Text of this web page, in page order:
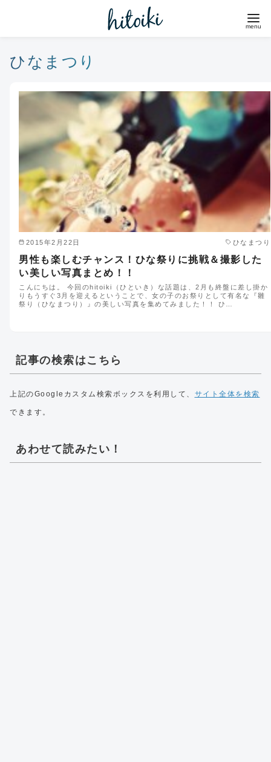
ひなまつり
2015年2月22日 ひなまつり
男性も楽しむチャンス！ひな祭りに挑戦＆撮影した
い美しい写真まとめ！！
こんにちは。 今回のhitoiki（ひといき）な話題は、2月も終盤に差し掛か
りもうすぐ3月を迎えるということで、女の子のお祭りとして有名な『雛
祭り（ひなまつり）』の美しい写真を集めてみました！！ ひ…
記事の検索はこちら
上記のGoogleカスタム検索ボックスを利用して、 サイト全体を検索
できます。
あわせて読みたい！